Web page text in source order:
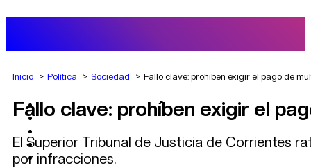
AGRO
DEPORTES
POLÍTICA
CAMBIO CLIMÁTICO
Inicio Política Sociedad Fallo clave: prohíben exigir el pago de
Fallo clave: prohíben exigir el
El Superior Tribunal de Justicia de Corrientes
por infracciones.